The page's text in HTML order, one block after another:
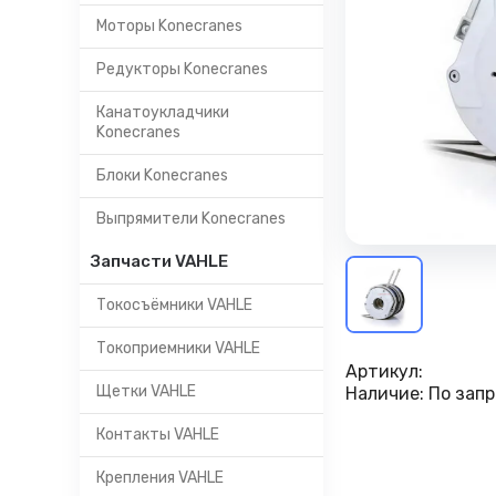
Моторы Konecranes
Редукторы Konecranes
Канатоукладчики
Konecranes
Блоки Konecranes
Выпрямители Konecranes
Запчасти VAHLE
Токосъёмники VAHLE
Токоприемники VAHLE
Щетки VAHLE
Контакты VAHLE
Крепления VAHLE
Артикул:
Наличие: По